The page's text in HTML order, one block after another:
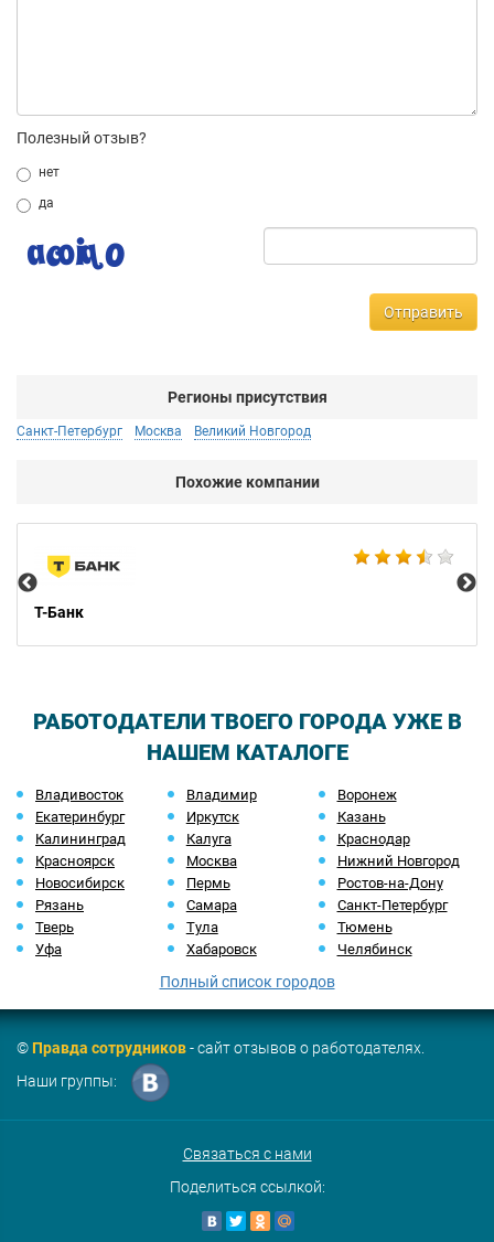
Полезный отзыв?
нет
да
Отправить
Регионы присутствия
Санкт-Петербург Москва Великий Новгород
Похожие компании
Т-Банк
РАБОТОДАТЕЛИ ТВОЕГО ГОРОДА УЖЕ В
НАШЕМ КАТАЛОГЕ
Владивосток Владимир
Воронеж
Екатеринбург
Иркутск
Казань
Калининград
Калуга
Краснодар
Красноярск
Москва
Нижний Новгород
Новосибирск
Пермь
Ростов-на-Дону
Рязань
Самара
Санкт-Петербург
Тверь
Тула
Тюмень
Уфа
Хабаровск Челябинск
Полный список городов
©Правда сотрудников- сайт отзывов о работодателях.
Наши группы:
Связаться с нами
Поделиться ссылкой: